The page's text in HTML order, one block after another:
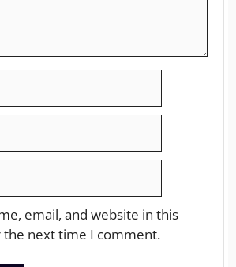
email, and website in this
next time I comment.